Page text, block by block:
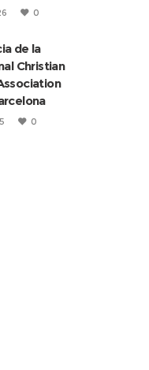
0
de la
Christian
0